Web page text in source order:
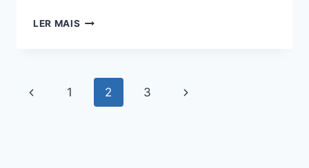
LER MAIS MILLENNIUM
NEGÓCIOS
Navegação
Previous
1 2 3
Next